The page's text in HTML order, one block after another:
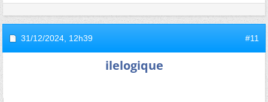
31/12/2024, 12h39 #11
ilelogique